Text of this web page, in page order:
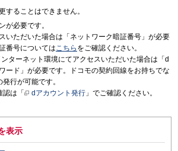
することはできません。
が必要です。
いただいた場合は「ネットワーク暗証番号」が必要
番号についてはこちら をご確認ください。
ターネット環境にてアクセスいただいた場合は「d
ード」が必要です。ドコモの契約回線をお持ちでな
行が可能です。
は「
dアカウント発行 」でご確認ください。
表示